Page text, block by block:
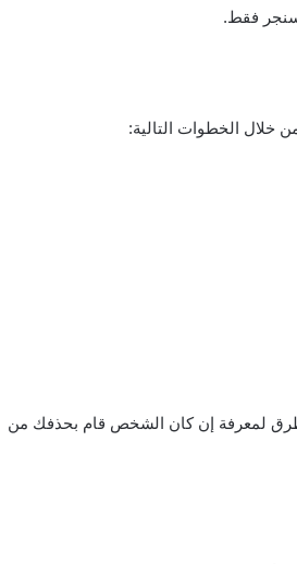
فقط.
خلال الخطوات التالية:
لمعرفة إن كان الشخص قام بحذفك من